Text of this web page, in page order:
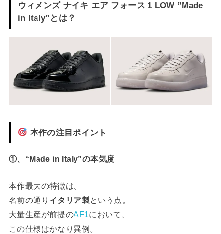
ウィメンズ ナイキ エア フォース 1 LOW ”Made
in Italy”とは？
本作の注目ポイント
①、“Made in Italy”の本気度
本作最大の特徴は、
名前の通り イタリア製という点。
大量生産が前提のAF1において、
この仕様はかなり異例。